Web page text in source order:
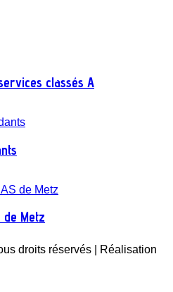
classés A
de Metz
droits réservés | Réalisation